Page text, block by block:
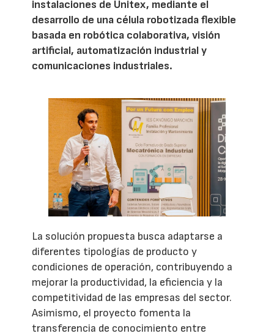
instalaciones de Unitex, mediante el
desarrollo de una célula robotizada flexible
basada en robótica colaborativa, visión
artificial, automatización industrial y
comunicaciones industriales.
La solución propuesta busca adaptarse a
diferentes tipologías de producto y
condiciones de operación, contribuyendo a
mejorar la productividad, la eficiencia y la
competitividad de las empresas del sector.
Asimismo, el proyecto fomenta la
transferencia de conocimiento entre